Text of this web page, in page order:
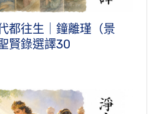
都往生｜鐘離瑾（景
賢錄選譯30